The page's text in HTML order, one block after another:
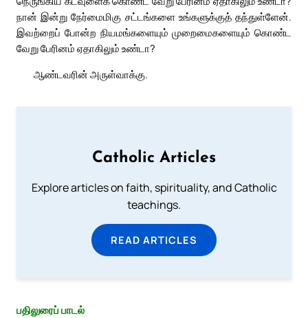
நான் இன்று நேர்மைமிகு சட்டங்களை உங்களுக்குத் தந்துள்ளேன்.
இவற்றைப் போன்ற நியமங்களையும் முறைமைகளையும் கொண்ட
வேறு பேரினம் ஏதாகிலும் உண்டா?
ஆண்டவரின் அருள்வாக்கு.
Catholic Articles
Explore articles on faith, spirituality, and Catholic
teachings.
READ ARTICLES
பதிலுரைப் பாடல்